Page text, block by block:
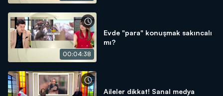
00:04:38
Evde "para" konuşmak sakıncalı
mı?
Aileler dikkat! Sanal medya